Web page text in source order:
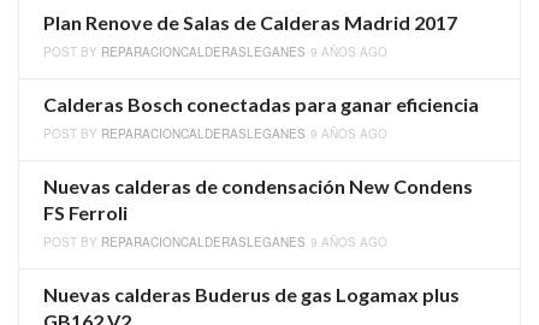
Plan Renove de Salas de Calderas Madrid 2017
POST BY REPARACIONCALDERASLEGANES 9 AÑOS AGO
Calderas Bosch conectadas para ganar eficiencia
POST BY REPARACIONCALDERASLEGANES 9 AÑOS AGO
Nuevas calderas de condensación New Condens
FS Ferroli
POST BY REPARACIONCALDERASLEGANES 9 AÑOS AGO
Nuevas calderas Buderus de gas Logamax plus
GB162 V2